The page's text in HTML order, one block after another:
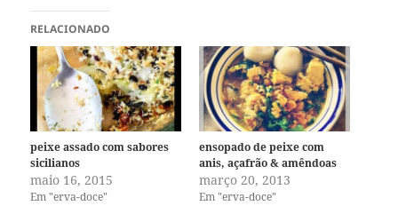
RELACIONADO
peixe assado com sabores
sicilianos
maio 16, 2015
Em "erva-doce"
ensopado de peixe com
anis, açafrão & amêndoas
março 20, 2013
Em "erva-doce"